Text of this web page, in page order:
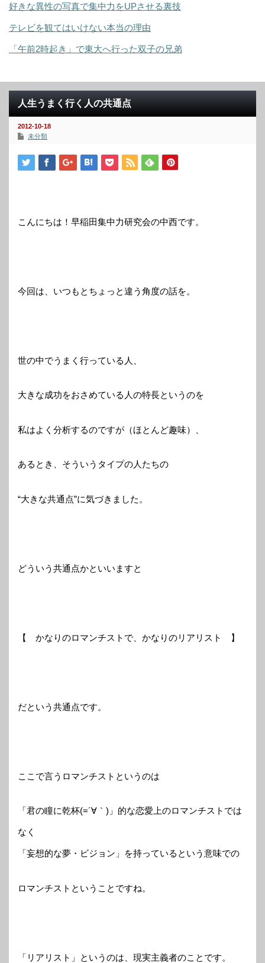
好きな異性の写真で集中力をUPさせる裏技
テレビを観てはいけない本当の理由
「午前2時起き」で東大へ行った双子の兄弟
人生うまく行く人の共通点
2012-10-18
未分類
こんにちは！早稲田集中力研究会の中西です。
今回は、いつもとちょっと違う角度の話を。
世の中でうまく行っている人、
大きな成功をおさめている人の特長というのを
私はよく分析するのですが（ほとんど趣味）、
あるとき、そういうタイプの人たちの
“大きな共通点”に気づきました。
どういう共通点かといいますと
【 かなりのロマンチストで、かなりのリアリスト 】
だという共通点です。
ここで言うロマンチストというのは
「君の瞳に乾杯(=´∀｀)」的な恋愛上のロマンチストでは
なく
「妄想的な夢・ビジョン」を持っているという意味での
ロマンチストということですね。
「リアリスト」というのは、現実主義者のことです。